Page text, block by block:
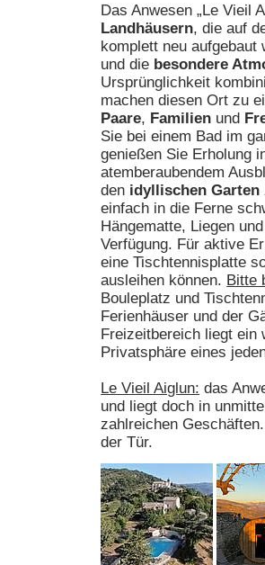
Das Anwesen „Le Vieil
Landhäusern, die auf
komplett neu
und die besondere
Ursprünglichkeit
machen diesen Ort zu
Paare, Familien und
Sie bei einem Bad im
genießen Sie Erholung
atemberaubendem
den idyllischen Garten
einfach in die Ferne
Hängematte, Liegen
Verfügung. Für aktive
eine Tischtennisplatte
ausleihen können. Bitte
Bouleplatz und
Ferienhäuser und der
Freizeitbereich liegt ein
Privatsphäre eines
Le Vieil Aiglun: das
und liegt doch in
zahlreichen
der Tür.